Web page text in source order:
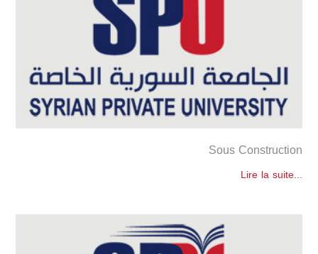
Sous Construction
Lire la suite...